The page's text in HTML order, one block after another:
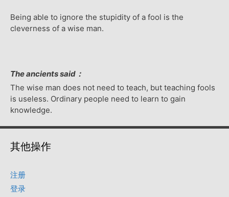
Being able to ignore the stupidity of a fool is the
cleverness of a wise man.
The ancients said：
The wise man does not need to teach, but teaching fools
is useless. Ordinary people need to learn to gain
knowledge.
其他操作
注册
登录